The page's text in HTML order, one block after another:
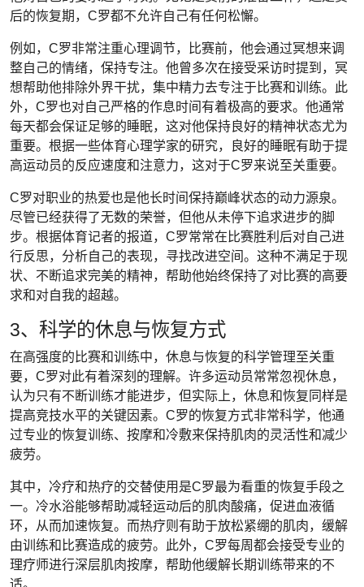
后的恢复期，C罗都不允许自己有任何松懈。
例如，C罗非常注重心理调节，比赛前，他会通过冥想来调
整自己的情绪，保持专注。他曾多次在接受采访时提到，冥
想帮助他排除外界干扰，集中精力去专注于比赛和训练。此
外，C罗也对自己严格的作息时间有着极高的要求。他通常
每天都会保证足够的睡眠，这对他保持良好的精神状态尤为
重要。根据一些体育心理学家的研究，良好的睡眠有助于提
高运动员的反应速度和注意力，这对于C罗来说至关重要。
C罗对职业的热爱也是他长时间保持巅峰状态的动力源泉。
尽管已经获得了无数的荣誉，但他从未停下追求进步的脚
步。根据体育记者的报道，C罗常常在比赛胜利后对自己进
行反思，分析自己的表现，寻找改进空间。这种不满足于现
状、不断追求完美的精神，帮助他始终保持了对比赛的高要
求和对自我的超越。
3、科学的休息与恢复方式
在高强度的比赛和训练中，休息与恢复的科学管理至关重
要，C罗对此有着深刻的理解。许多运动员常常忽视休息，
认为只有不断训练才能进步，但实际上，休息和恢复同样是
提高竞技水平的关键因素。C罗的恢复方式非常科学，他通
过专业的恢复训练、按摩和冷敷来保持肌肉的灵活性和减少
疲劳。
其中，冷疗和热疗的交替使用是C罗最为看重的恢复手段之
一。冷水浴能够帮助减轻运动后的肌肉酸痛，促进血液循
环，从而加速恢复。而热疗则有助于放松紧绷的肌肉，缓解
由训练和比赛造成的疲劳。此外，C罗每周都会接受专业的
理疗师进行深层肌肉按摩，帮助他缓解长期训练带来的不
适。